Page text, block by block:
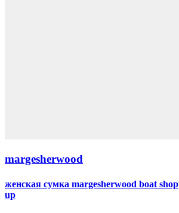
margesherwood
женская сумка margesherwood boat
up